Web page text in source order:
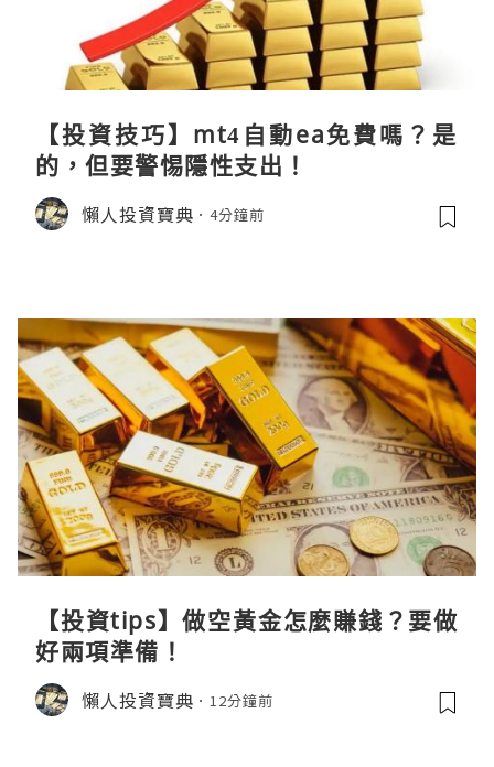
【投資技巧】mt4自動ea免費嗎？是
的，但要警惕隱性支出！
懶人投資寶典 4分鐘前
【投資tips】做空黃金怎麼賺錢？要做
好兩項準備！
懶人投資寶典 12分鐘前